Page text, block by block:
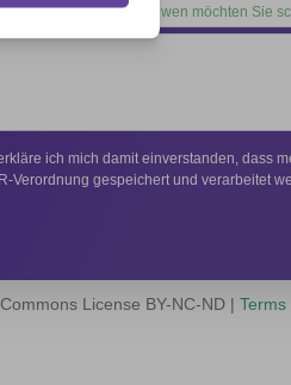
ich mich damit einverstanden, dass
Verordnung gespeichert und verarbeitet
License BY-NC-ND | Terms